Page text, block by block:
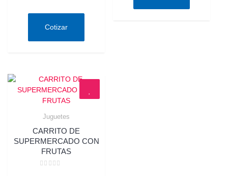
deCotizar
Juguetes
CARRITO DE
SUPERMERCADO CON
FRUTAS